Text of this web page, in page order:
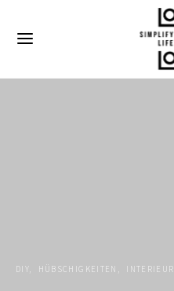
DIY HÜBSCHIGKEITEN INTERIEUR